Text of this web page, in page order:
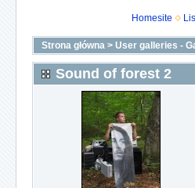
Homesite
Strona główna > User galleries -
Sound of forest 2